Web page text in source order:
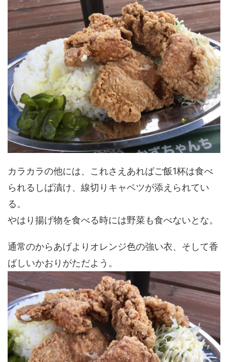
カラカラの他には、これさえあればご飯1杯は食べ
られるしば漬け、線切りキャベツが添えられてい
る。
やはり揚げ物を食べる時には野菜も食べないとな。
通常のからあげよりオレンジ色の強い衣、そして香
ばしいかおりがただよう。